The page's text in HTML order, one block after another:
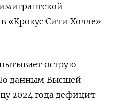
«Крокус Сити Холле»
острую
данным Высшей
2024 года дефицит